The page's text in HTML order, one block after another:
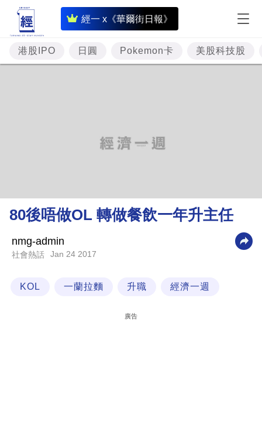
經一 x《華爾街日報》
即
時
財
經
理
財
業
技
港股IPO 日圓 Pokemon卡 美股科技股
80後唔做OL 轉做餐飲一年升主任
nmg-admin
社會熱話 Jan 24 2017
KOL 一蘭拉麵 升職 經濟一週
廣告